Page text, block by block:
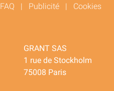
FAQ | Publicité | Cookies
GRANT SAS
1 rue de Stockholm
75008 Paris